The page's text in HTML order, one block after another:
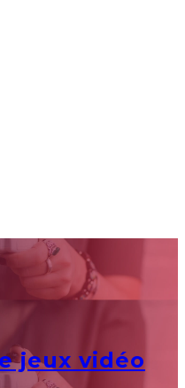
jeux vidéo